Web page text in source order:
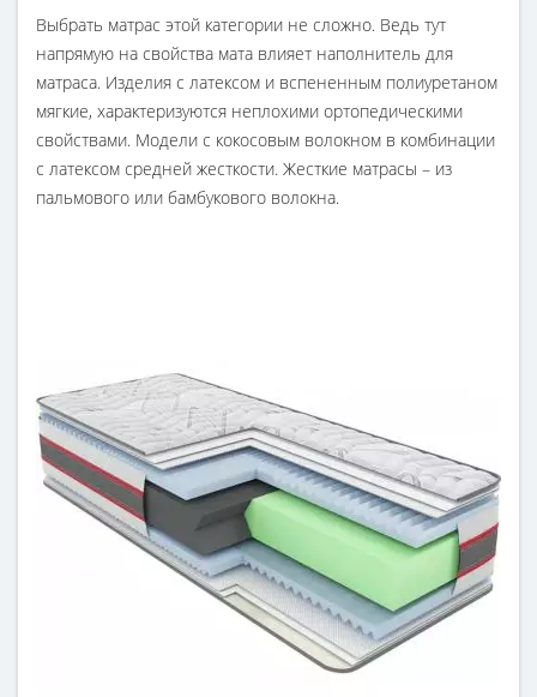
Выбрать матрас этой категории не сложно. Ведь тут
напрямую на свойства мата влияет наполнитель для
матраса. Изделия с латексом и вспененным полиуретаном
мягкие, характеризуются неплохими ортопедическими
свойствами. Модели с кокосовым волокном в комбинации
с латексом средней жесткости. Жесткие матрасы – из
пальмового или бамбукового волокна.